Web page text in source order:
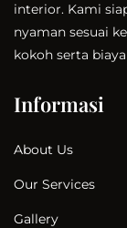
interior. Kami
nyaman sesuai
kokoh serta
Informasi
About Us
Our Services
Gallery